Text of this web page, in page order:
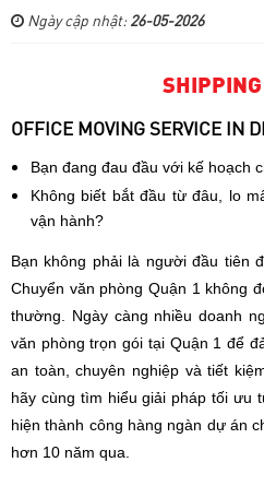
Ngày cập nhật:26-05-2026
OFFICE MOVING SERVICE IN
Bạn đang đau đầu với kế hoạch
Không biết bắt đầu từ đâu, lo
vận hành?
Bạn không phải là người đầu tiên
Chuyển văn phòng Quận 1 không
thường. Ngày càng nhiều doanh
văn phòng trọn gói tại Quận 1 để
an toàn, chuyên nghiệp và tiết
hãy cùng tìm hiểu giải pháp tối ưu
hiện thành công hàng ngàn dự án
hơn 10 năm qua.